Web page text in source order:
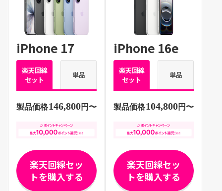
iPhone 17
楽天回線
セット
単品
製品価格146,800円〜
楽天回線セッ
トを購入する
iPhone 16e
楽天回線
セット
単品
製品価格104,800円〜
楽天回線セッ
トを購入する